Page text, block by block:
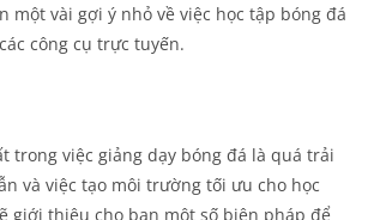
một vài gợi ý nhỏ về việc học tập bóng đá
công cụ trực tuyến.
trong việc giảng dạy bóng đá là quá trải
và việc tạo môi trường tối ưu cho học
giới thiệu cho bạn một số biện pháp để